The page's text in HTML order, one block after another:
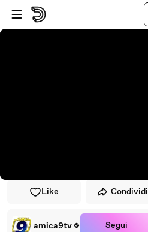
Vai al lettore
Passa al contenuto principale
Like Condividi
amica9tv Segui